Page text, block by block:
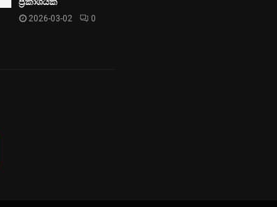
2026-03-02 0